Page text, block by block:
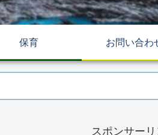
保育 お問い合わ
スポンサーリ